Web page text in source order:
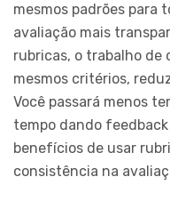
mesmos padrões para
avaliação mais
rubricas, o trabalho de
mesmos critérios,
Você passará menos
tempo dando
benefícios de usar
consistência na